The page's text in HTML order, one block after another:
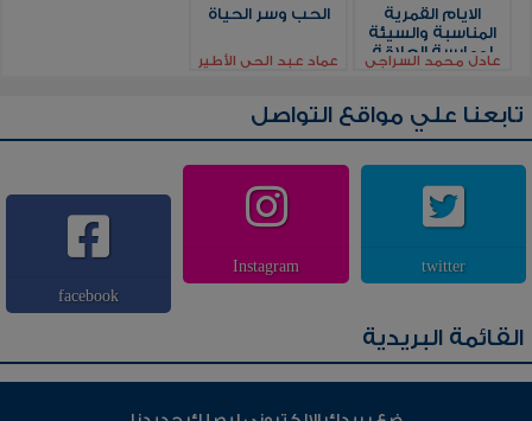
الايام القمرية
المناسبة والسيئة
لممارسة العلاقة
الحميمة لعام 2024
عادل محمد السراجي
الحب وسر الحياة
عماد عبد الحي الأطير
تابعنا علي مواقع التواصل
twitter
Instagram
facebook
القائمة البريدية